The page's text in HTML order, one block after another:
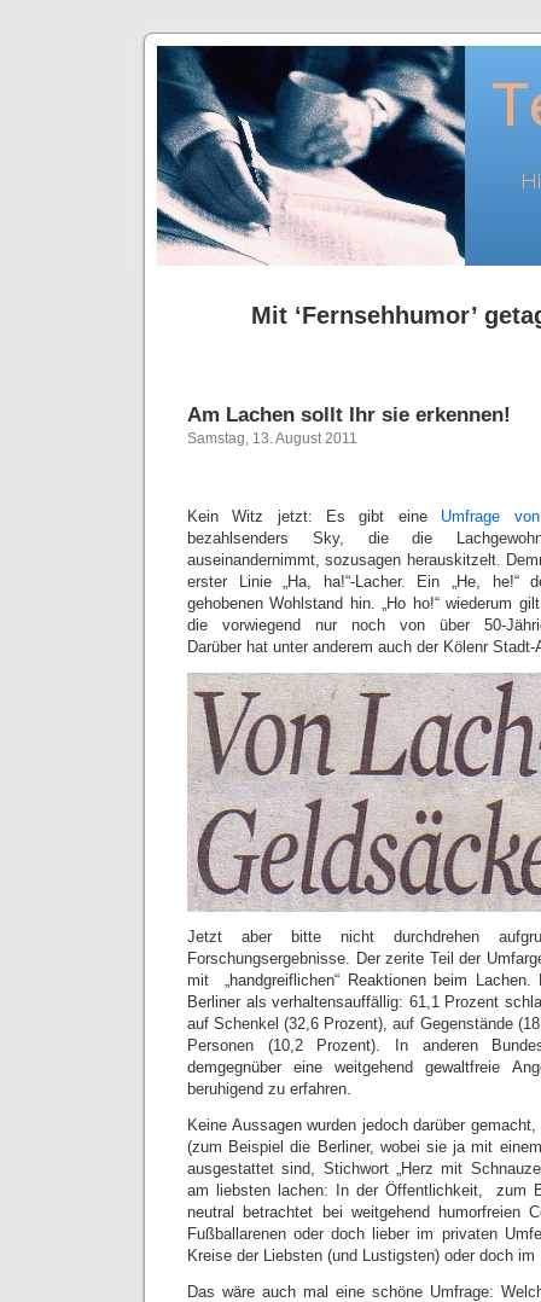
Mit ‘Fernsehhumor’
Am Lachen sollt Ihr sie erkennen!
Samstag, 13. August 2011
Kein Witz jetzt: Es gibt eine Umfrage
bezahlsenders Sky, die die
auseinandernimmt, sozusagen herauskitzelt.
erster Linie „Ha, ha!“-Lacher. Ein „He, he!“
gehobenen Wohlstand hin. „Ho ho!“ wiederum
die vorwiegend nur noch von über 50-
Darüber hat unter anderem auch der Kölenr
Jetzt aber bitte nicht durchdrehen
Forschungsergebnisse. Der zerite Teil der
mit „handgreiflichen“ Reaktionen beim
Berliner als verhaltensauffällig: 61,1 Prozent
auf Schenkel (32,6 Prozent), auf Gegenstände
Personen (10,2 Prozent). In anderen
demgegnüber eine weitgehend gewaltfreie
beruhigend zu erfahren.
Keine Aussagen wurden jedoch darüber
(zum Beispiel die Berliner, wobei sie ja mit
ausgestattet sind, Stichwort „Herz mit
am liebsten lachen: In der Öffentlichkeit, zum
neutral betrachtet bei weitgehend humorfreien
Fußballarenen oder doch lieber im privaten
Kreise der Liebsten (und Lustigsten) oder doch im
Das wäre auch mal eine schöne Umfrage: